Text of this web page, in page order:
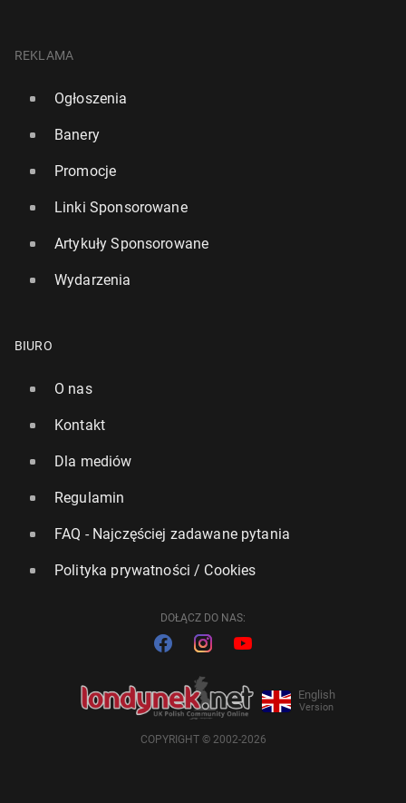
REKLAMA
Ogłoszenia
Banery
Promocje
Linki Sponsorowane
Artykuły Sponsorowane
Wydarzenia
BIURO
O nas
Kontakt
Dla mediów
Regulamin
FAQ - Najczęściej zadawane pytania
Polityka prywatności / Cookies
DOŁĄCZ DO NAS:
English
Version
COPYRIGHT © 2002-2026